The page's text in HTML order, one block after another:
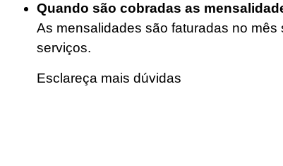
Quando são cobradas as
As mensalidades são faturadas no mês
serviços.
Esclareça mais dúvidas